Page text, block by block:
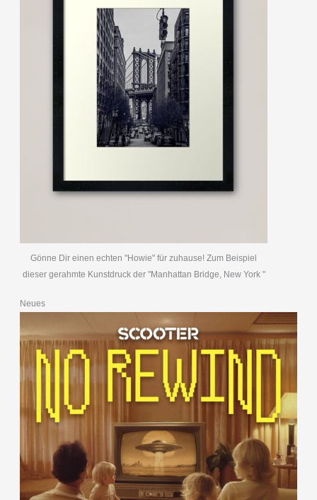
Gönne Dir einen echten "Howie" für zuhause! Zum Beispiel
dieser gerahmte Kunstdruck der "Manhattan Bridge, New York "
Neues